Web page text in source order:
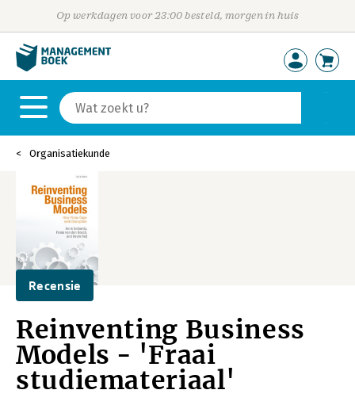
Op werkdagen voor 23:00 besteld, morgen in huis
Organisatiekunde
Recensie
Reinventing Business
Models - 'Fraai
studiemateriaal'